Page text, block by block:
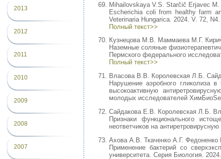
2013
2012
2011
2010
2009
2008
2007
Mihailovskaya V.S. Starčič Erjavec
Escherichia coli from healthy farm
Veterinaria Hungarica. 2024. V. 72,
Полный текст>>
Кузнецова М.В. Маммаева М.Г.
Наземные соляные
Пермского федерального
Полный текст>>
Власова В.В. Королевская Л.Б.
Нарушение аэробного гликолиза
высокоактивную
молодых исследователей
Сайдакова Е.В. Королевская Л.Б.
Признаки функционального
неответчиков на
Ахова А.В. Ткаченко А.Г.
Применение бактерий со
университета. Серия Биология.